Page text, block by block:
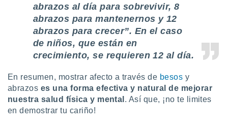
abrazos al día para sobrevivir, 8
abrazos para mantenernos y 12
abrazos para crecer”. En el caso
de niños, que están en
crecimiento, se requieren 12 al día.
En resumen, mostrar afecto a través de besos y
abrazos es una forma efectiva y natural de mejorar
nuestra salud física y mental . Así que, ¡no te limites
en demostrar tu cariño!